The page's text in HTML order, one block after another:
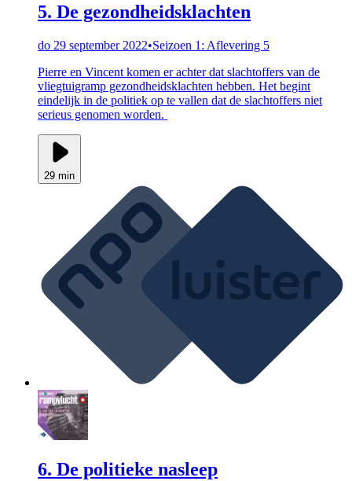
5. De gezondheidsklachten
do 29 september 2022•Seizoen 1: Aflevering 5
Pierre en Vincent komen er achter dat slachtoffers van de
vliegtuigramp gezondheidsklachten hebben. Het begint
eindelijk in de politiek op te vallen dat de slachtoffers niet
serieus genomen worden.
29 min
6. De politieke nasleep